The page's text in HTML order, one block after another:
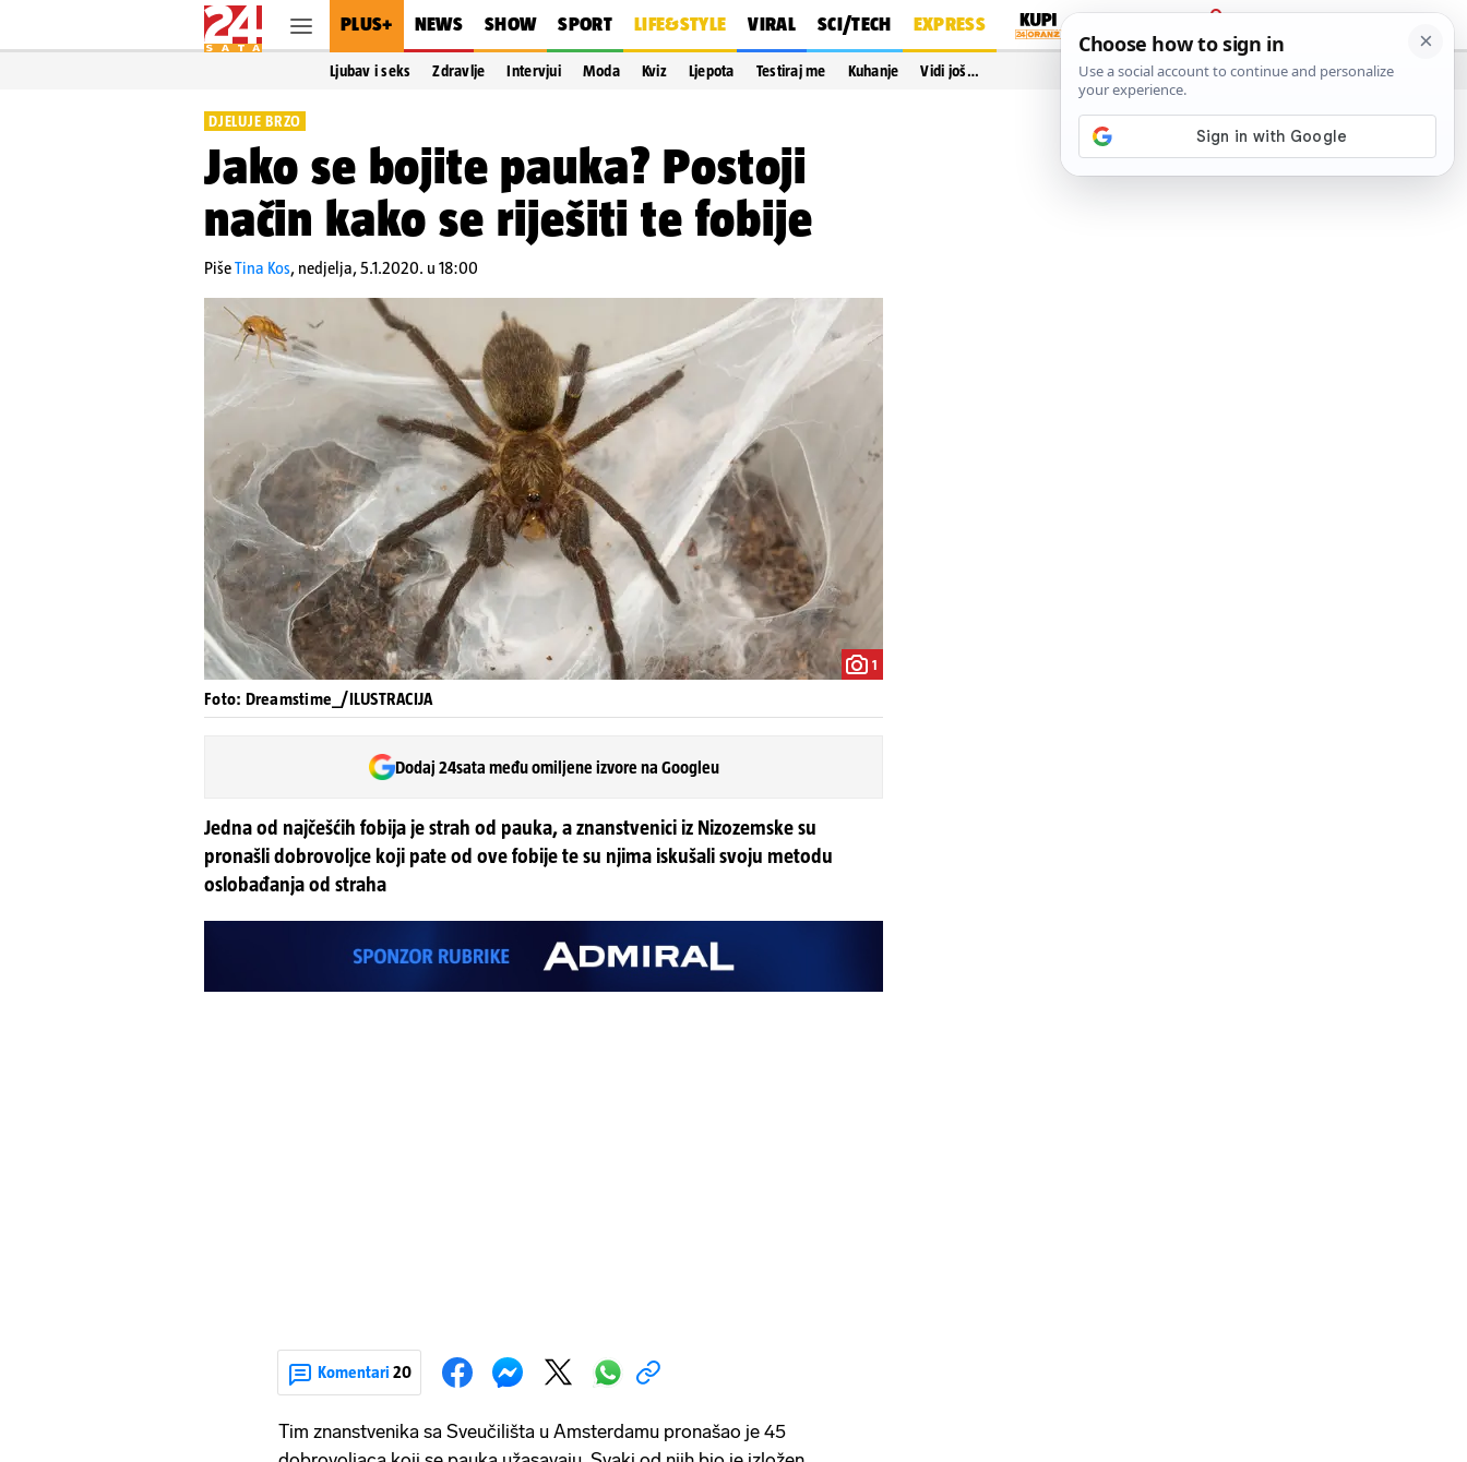
PLUS+ NEWS SHOW SPORT LIFE&STYLE VIRAL SCI/TECH EXPRESS
PRIJAVA
Ljubav i seks Zdravlje Intervjui Moda Kviz Ljepota Testiraj me Kuhanje Vidi još…
DJELUJE BRZO
Jako se bojite pauka? Postoji
način kako se riješiti te fobije
PišeTina Kos, nedjelja, 5.1.2020. u 18:00
1
Foto: Dreamstime_/ILUSTRACIJA
Dodaj 24sata među omiljene izvore na Googleu
Jedna od najčešćih fobija je strah od pauka, a znanstvenici iz Nizozemske su
pronašli dobrovoljce koji pate od ove fobije te su njima iskušali svoju metodu
oslobađanja od straha
Komentari 20
Tim znanstvenika sa Sveučilišta u Amsterdamu pronašao je 45